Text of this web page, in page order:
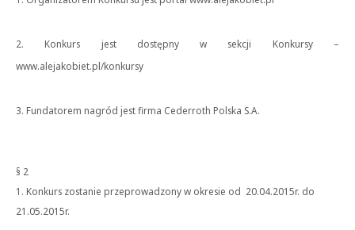
2. Konkurs jest dostępny w sekcji Konkursy –
www.alejakobiet.pl/konkursy
3. Fundatorem nagród jest firma Cederroth Polska S.A.
§ 2
1. Konkurs zostanie przeprowadzony w okresie od 20.04.2015r. do
21.05.2015r.